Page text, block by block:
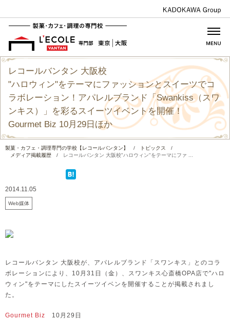
レコールバンタン 大阪校
"ハロウィン"をテーマにファッションとスイーツでコ
ラボレーション！アパレルブランド「Swankiss（スワ
ンキス）」を彩るスイーツイベントを開催！
Gourmet Biz 10月29日ほか
製菓・カフェ・調理専門の学校【レコールバンタン】 / トピックス
/
メディア掲載履歴
/ レコールバンタン 大阪校"ハロウィン"をテーマにファ ...
2014.11.05
Web媒体
レコールバンタン 大阪校が、アパレルブランド「スワンキス」とのコラ
ボレーションにより、10月31日（金）、スワンキス心斎橋OPA店で"ハロ
ウィン"をテーマにしたスイーツイベンを開催することが掲載されまし
た。
Gourmet Biz 10月29日